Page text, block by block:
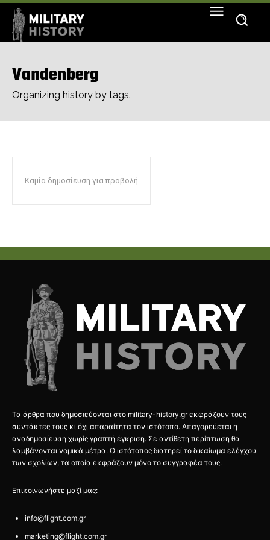
Vandenberg
Organizing history by tags.
Καμία δημοσίευση για προβολή
Τα άρθρα που δημοσιεύονται στο military-history.gr εκφράζουν τους
συντάκτες τους κι όχι απαραίτητα τον ιστότοπο. Απαγορεύεται η
αναδημοσίευση χωρίς γραπτή έγκριση. Σε αντίθετη περίπτωση θα
λαμβάνονται νομικά μέτρα. Ο ιστότοπος διατηρεί το δικαίωμα ελέγχου
των σχολίων, τα οποία εκφράζουν μόνο το συγγραφέα τους.
Επικοινωνήστε μαζί μας:
info@flight.com.gr
marketing@flight.com.gr